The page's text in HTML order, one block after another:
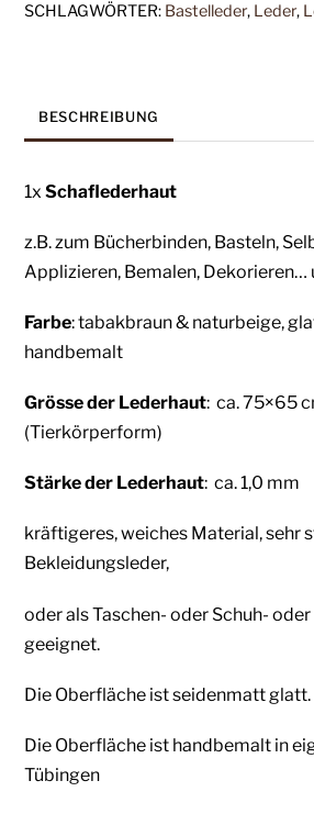
handbemalt
Menge
SCHLAGWÖRTER: Bastelleder, Leder,
BESCHREIBUNG
1x Schaflederhaut
z.B. zum Bücherbinden, Basteln,
Applizieren, Bemalen, Dekorieren…
Farbe: tabakbraun & naturbeige,
handbemalt
Grösse der Lederhaut: ca. 75×65
(Tierkörperform)
Stärke der Lederhaut: ca. 1,0 mm
kräftigeres, weiches Material, sehr
Bekleidungsleder,
oder als Taschen- oder Schuh-
geeignet.
Die Oberfläche ist seidenmatt glatt.
Die Oberfläche ist handbemalt in
Tübingen